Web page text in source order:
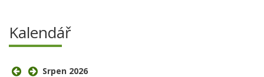
Kalendář
Srpen 2026